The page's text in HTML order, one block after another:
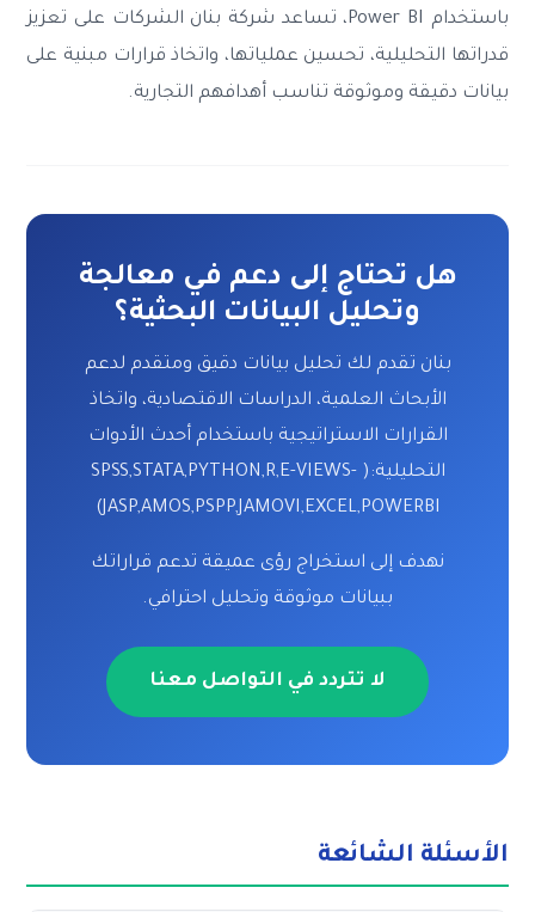
باستخدام Power BI، تساعد شركة بنان الشركات على تعزيز
قدراتها التحليلية، تحسين عملياتها، واتخاذ قرارات مبنية على
بيانات دقيقة وموثوقة تناسب أهدافهم التجارية.
هل تحتاج إلى دعم في معالجة
وتحليل البيانات البحثية؟
بنان تقدم لك تحليل بيانات دقيق ومتقدم لدعم
الأبحاث العلمية، الدراسات الاقتصادية، واتخاذ
القرارات الاستراتيجية باستخدام أحدث الأدوات
التحليلية:( SPSS,STATA,PYTHON,R,E-VIEWS-
JASP,AMOS,PSPP,JAMOVI,EXCEL,POWERBI)
نهدف إلى استخراج رؤى عميقة تدعم قراراتك
ببيانات موثوقة وتحليل احترافي.
لا تتردد في التواصل معنا
الأسئلة الشائعة